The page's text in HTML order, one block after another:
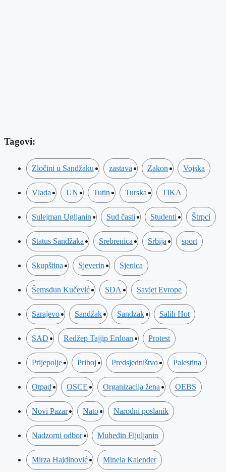
Tagovi:
Zločini u Sandžaku zastava Zakon Vojska
Vlada UN Tutin Turska TIKA
Sulejman Ugljanin Sud časti Studenti Štrpci
Status Sandžaka Srebrenica Srbija sport
Skupština Sjeverin Sjenica
Šemsdun Kučević SDA Savjet Evrope
Sarajevo Sandžak Sandzak Salih Hot
SAD Redžep Tajjip Erdoan Protest
Prijepolje Priboj Predsjedništvo Palestina
Otpad OSCE Organizacija žena OEBS
Novi Pazar Nato Narodni poslanik
Nadzorni odbor Muhedin Fijuljanin
Mirza Hajdinović Minela Kalender